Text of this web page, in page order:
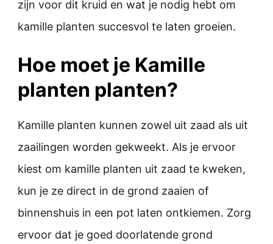
zijn voor dit kruid en wat je nodig hebt om
kamille planten succesvol te laten groeien.
Hoe moet je Kamille
planten planten?
Kamille planten kunnen zowel uit zaad als uit
zaailingen worden gekweekt. Als je ervoor
kiest om kamille planten uit zaad te kweken,
kun je ze direct in de grond zaaien of
binnenshuis in een pot laten ontkiemen. Zorg
ervoor dat je goed doorlatende grond